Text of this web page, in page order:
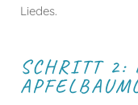
Liedes.
SCHRITT 2: